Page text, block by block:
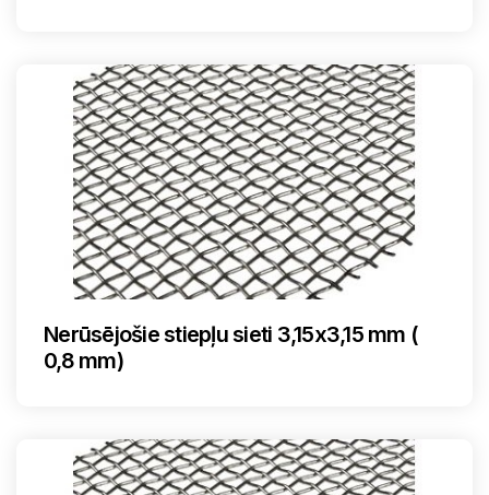
Nerūsējošie stiepļu sieti 3,15x3,15 mm (
0,8 mm)